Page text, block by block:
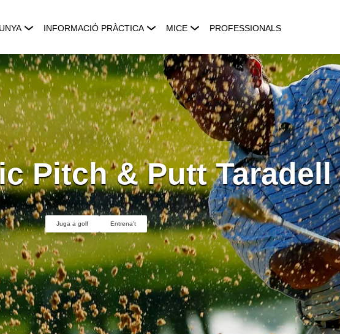
INFORMACIÓ PRÀCTICA MICE PROFESSIONALS
Pitch & Putt Taradell
Juga a golf Entrena't